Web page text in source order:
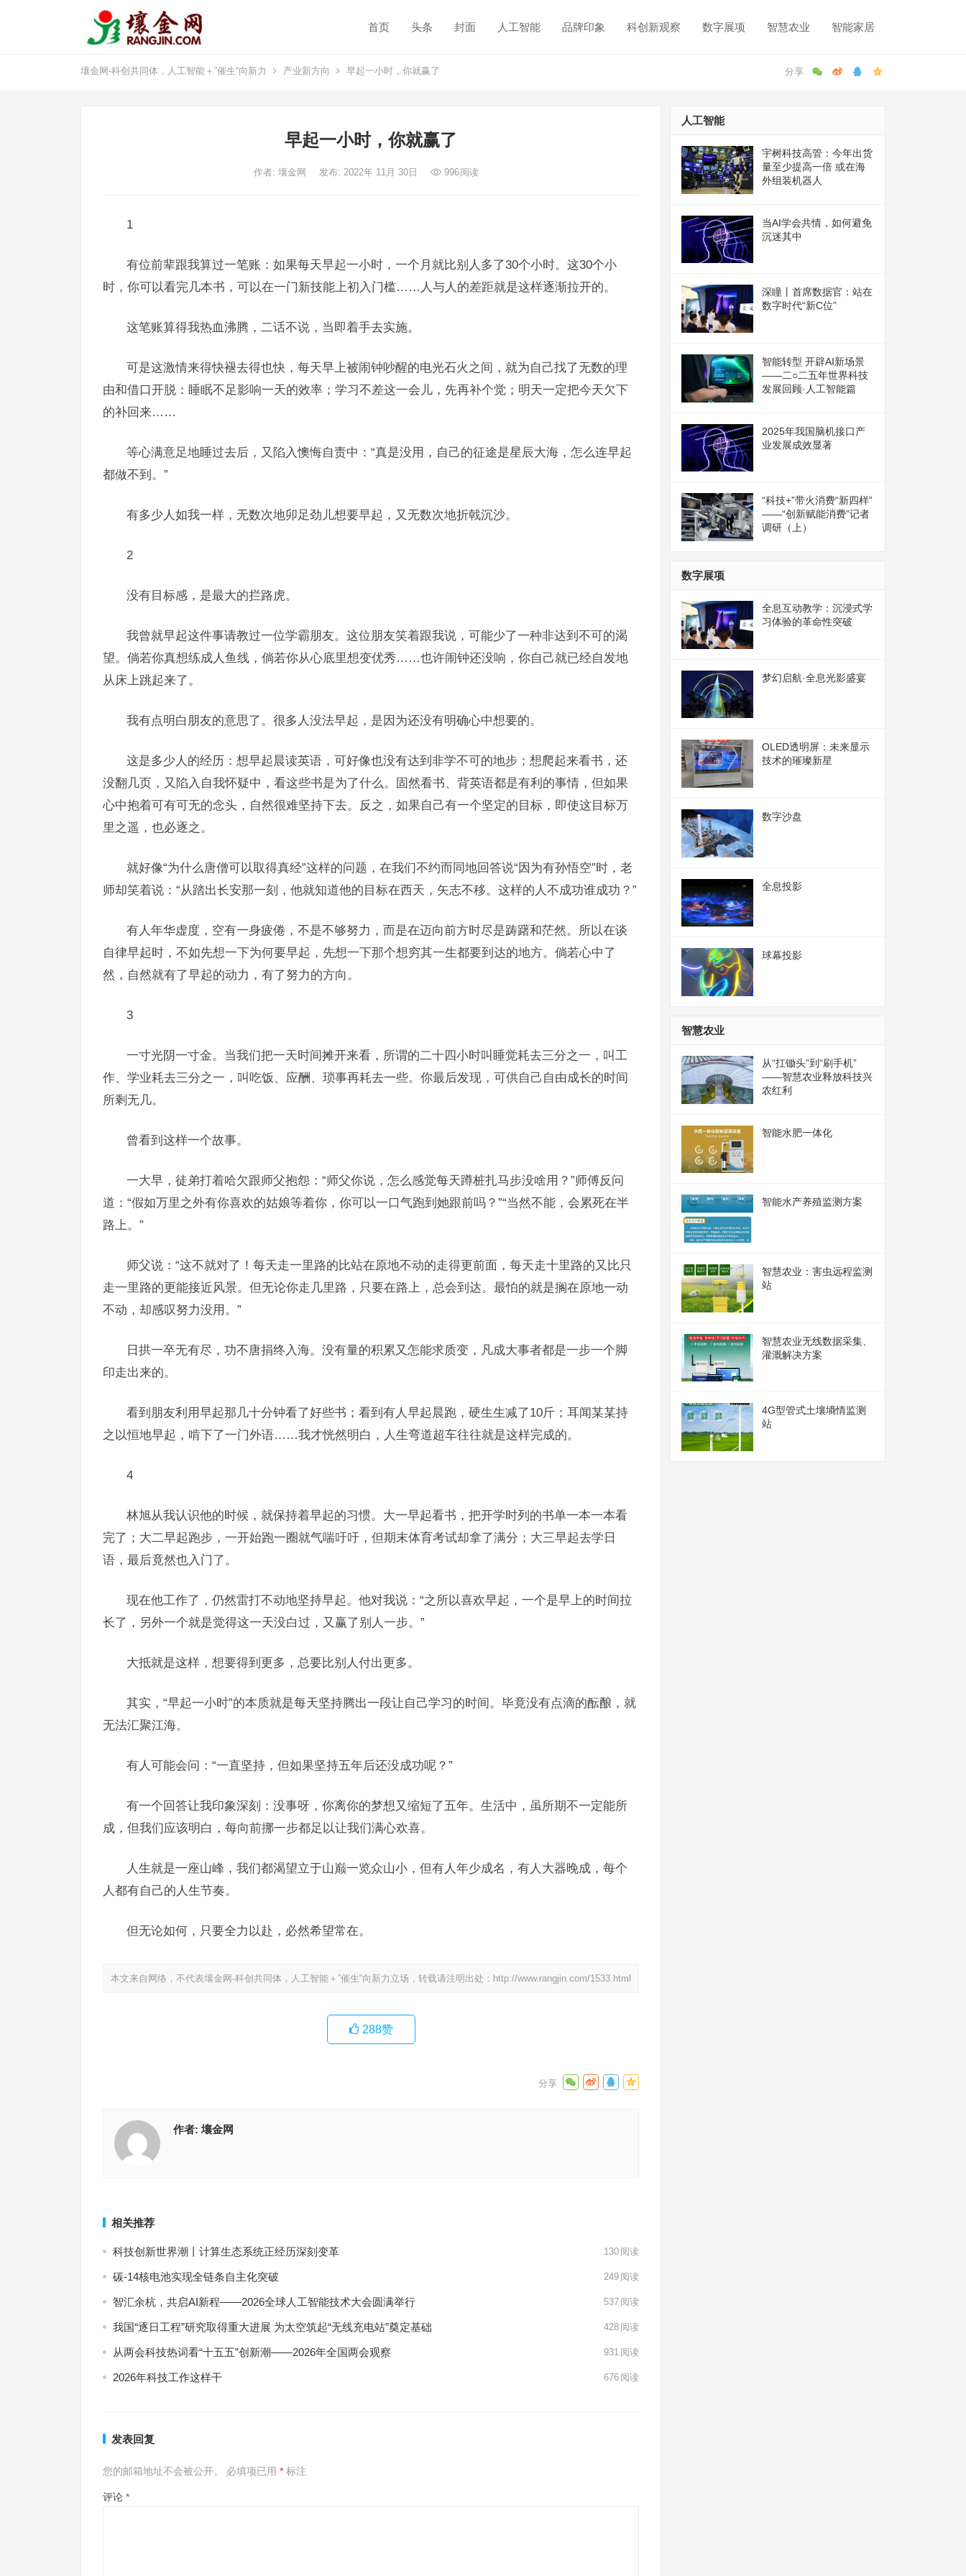
首页 头条 封面 人工智能 品牌印象 科创新观察 数字展项 智慧农业 智能家居
壤金网-科创共同体，人工智能＋”催生“向新力 产业新方向 早起一小时，你就赢了
早起一小时，你就赢了
作者: 壤金网 发布: 2022年 11月 30日 996阅读
1
有位前辈跟我算过一笔账：如果每天早起一小时，一个月就比别人多了30个小时。这30个小
时，你可以看完几本书，可以在一门新技能上初入门槛……人与人的差距就是这样逐渐拉开的。
这笔账算得我热血沸腾，二话不说，当即着手去实施。
可是这激情来得快褪去得也快，每天早上被闹钟吵醒的电光石火之间，就为自己找了无数的理
由和借口开脱：睡眠不足影响一天的效率；学习不差这一会儿，先再补个觉；明天一定把今天欠下
的补回来……
等心满意足地睡过去后，又陷入懊悔自责中：“真是没用，自己的征途是星辰大海，怎么连早起
都做不到。”
有多少人如我一样，无数次地卯足劲儿想要早起，又无数次地折戟沉沙。
2
没有目标感，是最大的拦路虎。
我曾就早起这件事请教过一位学霸朋友。这位朋友笑着跟我说，可能少了一种非达到不可的渴
望。倘若你真想练成人鱼线，倘若你从心底里想变优秀……也许闹钟还没响，你自己就已经自发地
从床上跳起来了。
我有点明白朋友的意思了。很多人没法早起，是因为还没有明确心中想要的。
这是多少人的经历：想早起晨读英语，可好像也没有达到非学不可的地步；想爬起来看书，还
没翻几页，又陷入自我怀疑中，看这些书是为了什么。固然看书、背英语都是有利的事情，但如果
心中抱着可有可无的念头，自然很难坚持下去。反之，如果自己有一个坚定的目标，即使这目标万
里之遥，也必逐之。
就好像“为什么唐僧可以取得真经”这样的问题，在我们不约而同地回答说“因为有孙悟空”时，老
师却笑着说：“从踏出长安那一刻，他就知道他的目标在西天，矢志不移。这样的人不成功谁成功？”
有人年华虚度，空有一身疲倦，不是不够努力，而是在迈向前方时尽是踌躇和茫然。所以在谈
自律早起时，不如先想一下为何要早起，先想一下那个想穷其一生都要到达的地方。倘若心中了
然，自然就有了早起的动力，有了努力的方向。
3
一寸光阴一寸金。当我们把一天时间摊开来看，所谓的二十四小时叫睡觉耗去三分之一，叫工
作、学业耗去三分之一，叫吃饭、应酬、琐事再耗去一些。你最后发现，可供自己自由成长的时间
所剩无几。
曾看到这样一个故事。
一大早，徒弟打着哈欠跟师父抱怨：“师父你说，怎么感觉每天蹲桩扎马步没啥用？”师傅反问
道：“假如万里之外有你喜欢的姑娘等着你，你可以一口气跑到她跟前吗？”“当然不能，会累死在半
路上。”
师父说：“这不就对了！每天走一里路的比站在原地不动的走得更前面，每天走十里路的又比只
走一里路的更能接近风景。但无论你走几里路，只要在路上，总会到达。最怕的就是搁在原地一动
不动，却感叹努力没用。”
日拱一卒无有尽，功不唐捐终入海。没有量的积累又怎能求质变，凡成大事者都是一步一个脚
印走出来的。
看到朋友利用早起那几十分钟看了好些书；看到有人早起晨跑，硬生生减了10斤；耳闻某某持
之以恒地早起，啃下了一门外语……我才恍然明白，人生弯道超车往往就是这样完成的。
4
林旭从我认识他的时候，就保持着早起的习惯。大一早起看书，把开学时列的书单一本一本看
完了；大二早起跑步，一开始跑一圈就气喘吁吁，但期末体育考试却拿了满分；大三早起去学日
语，最后竟然也入门了。
现在他工作了，仍然雷打不动地坚持早起。他对我说：“之所以喜欢早起，一个是早上的时间拉
长了，另外一个就是觉得这一天没白过，又赢了别人一步。”
大抵就是这样，想要得到更多，总要比别人付出更多。
其实，“早起一小时”的本质就是每天坚持腾出一段让自己学习的时间。毕竟没有点滴的酝酿，就
无法汇聚江海。
有人可能会问：“一直坚持，但如果坚持五年后还没成功呢？”
有一个回答让我印象深刻：没事呀，你离你的梦想又缩短了五年。生活中，虽所期不一定能所
成，但我们应该明白，每向前挪一步都足以让我们满心欢喜。
人生就是一座山峰，我们都渴望立于山巅一览众山小，但有人年少成名，有人大器晚成，每个
人都有自己的人生节奏。
但无论如何，只要全力以赴，必然希望常在。
本文来自网络，不代表壤金网-科创共同体，人工智能＋”催生“向新力立场，转载请注明出处： http://www.rangjin.com/1533.html
288赞
作者: 壤金网
相关推荐
科技创新世界潮丨计算生态系统正经历深刻变革 130 阅读
碳-14核电池实现全链条自主化突破 249 阅读
智汇余杭，共启AI新程——2026全球人工智能技术大会圆满举行 537 阅读
我国“逐日工程”研究取得重大进展 为太空筑起“无线充电站”奠定基础 428 阅读
从两会科技热词看“十五五”创新潮——2026年全国两会观察 931 阅读
2026年科技工作这样干 676 阅读
发表回复
您的邮箱地址不会被公开。 必填项已用 * 标注
评论 *
人工智能
宇树科技高管：今年出货
量至少提高一倍 或在海
外组装机器人
当AI学会共情，如何避免
沉迷其中
深瞳丨首席数据官：站在
数字时代“新C位”
智能转型 开辟AI新场景
——二○二五年世界科技
发展回顾·人工智能篇
2025年我国脑机接口产
业发展成效显著
“科技+”带火消费“新四样”
——“创新赋能消费”记者
调研（上）
数字展项
全息互动教学：沉浸式学
习体验的革命性突破
梦幻启航·全息光影盛宴
OLED透明屏：未来显示
技术的璀璨新星
数字沙盘
全息投影
球幕投影
智慧农业
从“扛锄头”到“刷手机”
——智慧农业释放科技兴
农红利
智能水肥一体化
智能水产养殖监测方案
智慧农业：害虫远程监测
站
智慧农业无线数据采集、
灌溉解决方案
4G型管式土壤墒情监测
站